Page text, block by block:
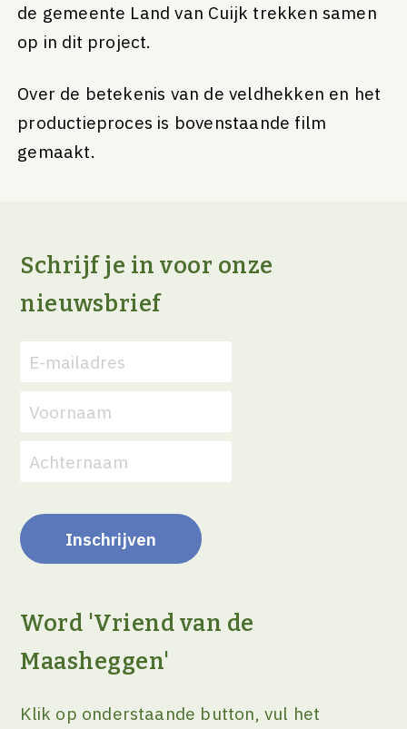
de gemeente Land van Cuijk trekken samen
op in dit project.
Over de betekenis van de veldhekken en het
productieproces is bovenstaande film
gemaakt.
Schrijf je in voor onze
nieuwsbrief
Word 'Vriend van de
Maasheggen'
Klik op onderstaande button, vul het